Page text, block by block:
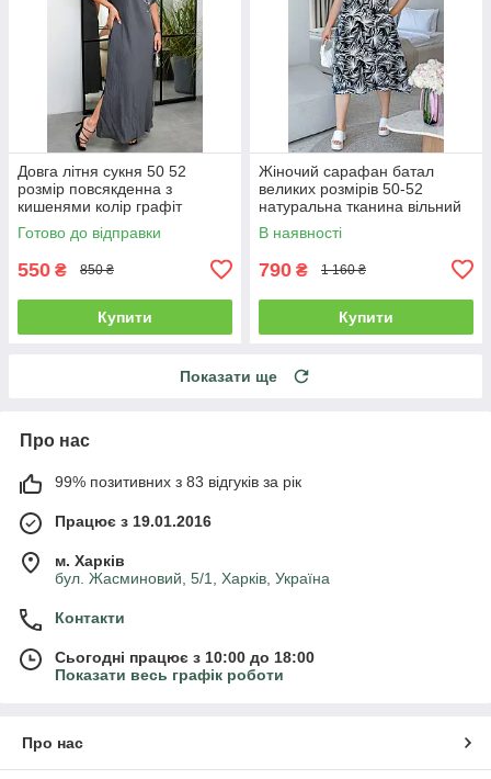
Довга літня сукня 50 52
розмір повсякденна з
кишенями колір графіт
Готово до відправки
550 ₴ 850 ₴
Купити
Жіночий сарафан батал
великих розмірів 50-52
натуральна тканина вільний
чорний
В наявності
790 ₴ 1 160 ₴
Купити
Показати ще
Про нас
99% позитивних з 83 відгуків за рік
Працює з 19.01.2016
м. Харків
бул. Жасминовий, 5/1, Харків, Україна
Контакти
Сьогодні працює з 10:00 до 18:00
Показати весь графік роботи
Про нас